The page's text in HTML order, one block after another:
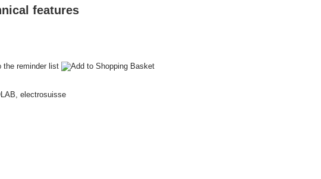
features
electrosuisse